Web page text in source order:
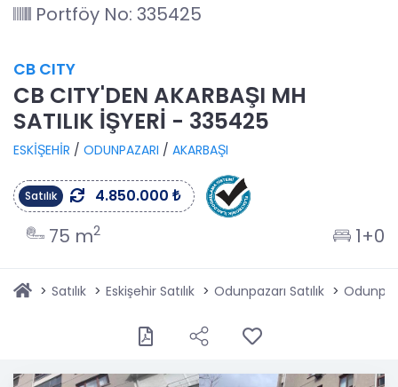
Portföy No: 335425
CB CITY
CB CITY'DEN AKARBAŞI MH
SATILIK İŞYERİ - 335425
ESKİŞEHİR / ODUNPAZARI / AKARBAŞI
Satılık 4.850.000 ₺
75 m2 1+0
Satılık Eskişehir Satılık Odunpazarı Satılık